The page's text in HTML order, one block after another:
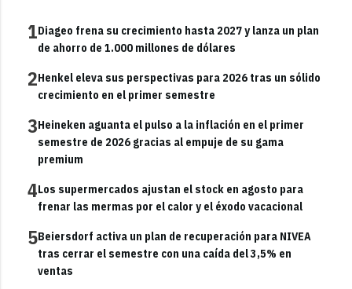
1Diageo frena su crecimiento hasta 2027 y lanza un plan
de ahorro de 1.000 millones de dólares
2Henkel eleva sus perspectivas para 2026 tras un sólido
crecimiento en el primer semestre
3Heineken aguanta el pulso a la inflación en el primer
semestre de 2026 gracias al empuje de su gama
premium
4Los supermercados ajustan el stock en agosto para
frenar las mermas por el calor y el éxodo vacacional
5Beiersdorf activa un plan de recuperación para NIVEA
tras cerrar el semestre con una caída del 3,5% en
ventas